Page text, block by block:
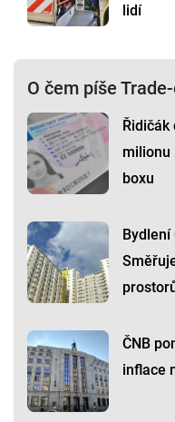
lidí
O čem píše
Řidičák
milionu
boxu
Bydlení
ČNB
inflace